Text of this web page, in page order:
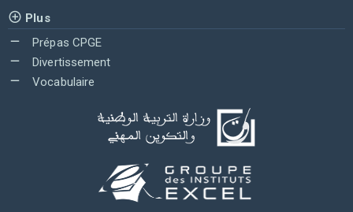
Plus
Prépas CPGE
Divertissement
Vocabulaire